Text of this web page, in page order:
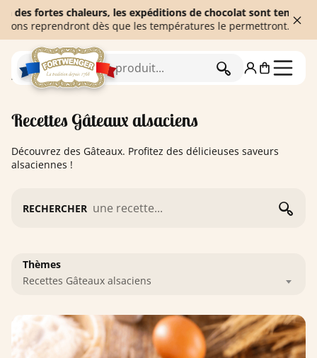
chaleurs, les expéditions de chocolat sont
dès que les températures le permettront. Merci de
RECHERCHER
Accueil Blog
Recettes Gâteaux alsaciens
Découvrez des Gâteaux. Profitez des délicieuses saveurs
alsaciennes !
RECHERCHER
Thèmes
Recettes Gâteaux alsaciens